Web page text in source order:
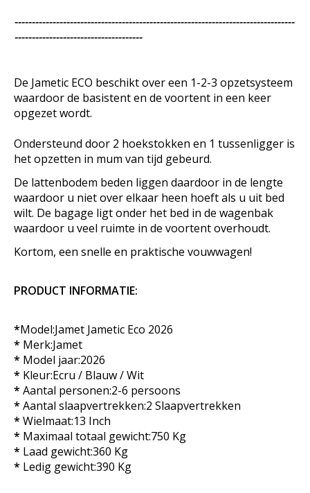
---------------------------------------------------------------------------------
-------------------------------------
De Jametic ECO beschikt over een 1-2-3 opzetsysteem
waardoor de basistent en de voortent in een keer
opgezet wordt.
Ondersteund door 2 hoekstokken en 1 tussenligger is
het opzetten in mum van tijd gebeurd.
De lattenbodem beden liggen daardoor in de lengte
waardoor u niet over elkaar heen hoeft als u uit bed
wilt. De bagage ligt onder het bed in de wagenbak
waardoor u veel ruimte in de voortent overhoudt.
Kortom, een snelle en praktische vouwwagen!
PRODUCT INFORMATIE:
*Model:Jamet Jametic Eco 2026
* Merk:Jamet
* Model jaar:2026
* Kleur:Ecru / Blauw / Wit
* Aantal personen:2-6 persoons
* Aantal slaapvertrekken:2 Slaapvertrekken
* Wielmaat:13 Inch
* Maximaal totaal gewicht:750 Kg
* Laad gewicht:360 Kg
* Ledig gewicht:390 Kg